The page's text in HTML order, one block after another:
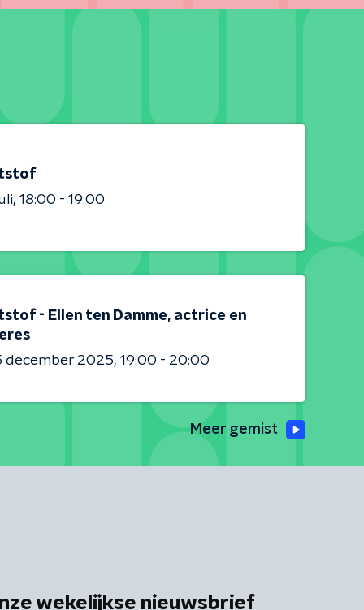
18:00 - 19:00
- Ellen ten Damme, actrice en
december 2025 19:00 - 20:00
Meer gemist
wekelijkse nieuwsbrief